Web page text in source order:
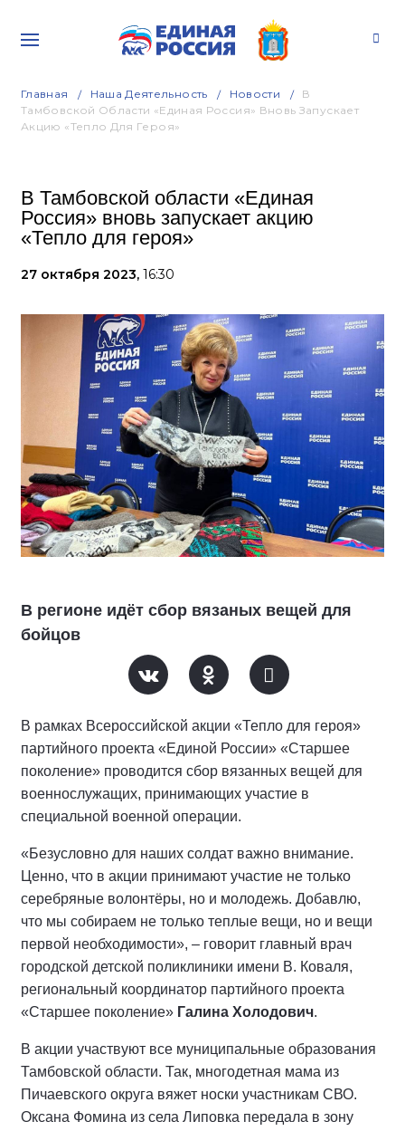
Главная Наша Деятельность Новости
В
Тамбовской Области «Единая Россия» Вновь Запускает
Акцию «Тепло Для Героя»
В Тамбовской области «Единая
Россия» вновь запускает акцию
«Тепло для героя»
27 октября 2023, 16:30
В регионе идёт сбор вязаных вещей для
бойцов
В рамках Всероссийской акции «Тепло для героя»
партийного проекта «Единой России» «Старшее
поколение» проводится сбор вязанных вещей для
военнослужащих, принимающих участие в
специальной военной операции.
«Безусловно для наших солдат важно внимание.
Ценно, что в акции принимают участие не только
серебряные волонтёры, но и молодежь. Добавлю,
что мы собираем не только теплые вещи, но и вещи
первой необходимости», – говорит главный врач
городской детской поликлиники имени В. Коваля,
региональный координатор партийного проекта
«Старшее поколение» Галина Холодович.
В акции участвуют все муниципальные образования
Тамбовской области. Так, многодетная мама из
Пичаевского округа вяжет носки участникам СВО.
Оксана Фомина из села Липовка передала в зону